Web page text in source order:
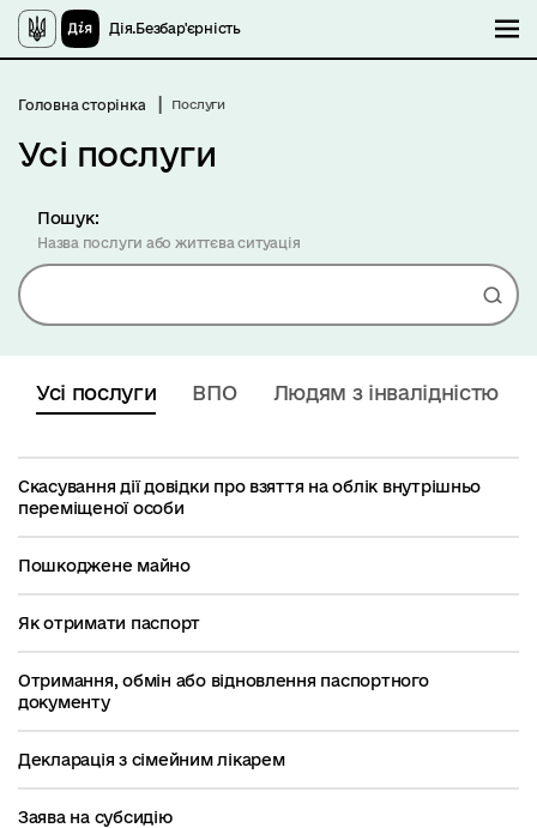
Дія.Безбар'єрність
Головна сторінка Послуги
Усі послуги
Пошук:
Назва послуги або життєва ситуація
Усі послуги ВПО Людям з інвалідністю
Скасування дії довідки про взяття на облік внутрішньо
переміщеної особи
Пошкоджене майно
Як отримати паспорт
Отримання, обмін або відновлення паспортного
документу
Декларація з сімейним лікарем
Заява на субсидію